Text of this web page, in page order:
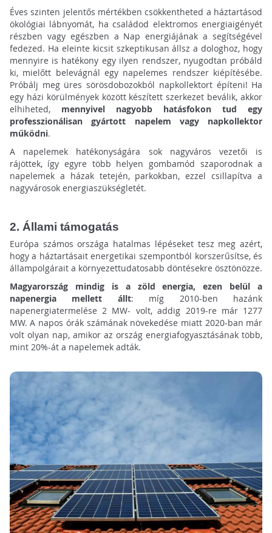
Éves szinten jelentős mértékben csökkentheted a háztartásod
ökológiai lábnyomát, ha családod elektromos energiaigényét
részben vagy egészben a Nap energiájának a segítségével
fedezed. Ha eleinte kicsit szkeptikusan állsz a dologhoz, hogy
mennyire is hatékony egy ilyen rendszer, nyugodtan próbáld
ki, mielőtt belevágnál egy napelemes rendszer kiépítésébe.
Próbálj meg üres sörösdobozokból napkollektort építeni! Ha
egy házi körülmények között készített szerkezet beválik, akkor
elhiheted, mennyivel nagyobb hatásfokon tud egy
professzionálisan gyártott napelem vagy napkollektor
működni.
A napelemek hatékonyságára sok nagyváros vezetői is
rájöttek, így egyre több helyen gombamód szaporodnak a
napelemek a házak tetején, parkokban, ezzel csillapítva a
nagyvárosok energiaszükségletét.
2. Állami támogatás
Európa számos országa hatalmas lépéseket tesz meg azért,
hogy a háztartásait energetikai szempontból korszerűsítse, és
állampolgárait a környezettudatosabb döntésekre ösztönözze.
Magyarország mindig is a zöld energia, ezen belül a
napenergia mellett állt: míg 2010-ben hazánk
napenergiatermelése 2 MW- volt, addig 2019-re már 1277
MW. A napos órák számának növekedése miatt 2020-ban már
volt olyan nap, amikor az ország energiafogyasztásának több,
mint 20%-át a napelemek adták.